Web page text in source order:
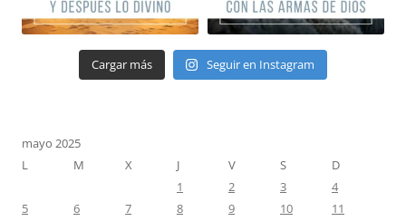
Cargar más Seguir en Instagram
mayo 2025
L
M X J V S
D
1
2 3
4
5
6 7 8 9 10
11